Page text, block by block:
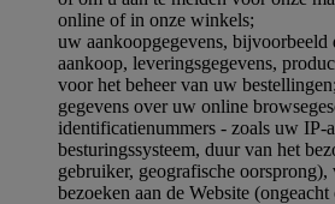
online of in onze winkels;
uw aankoopgegevens, bijvoorbeeld
aankoop, leveringsgegevens,
voor het beheer van uw bestellingen;
gegevens over uw online
identificatienummers - zoals uw IP-
besturingssysteem, duur van het
gebruiker, geografische
bezoeken aan de Website